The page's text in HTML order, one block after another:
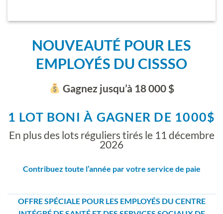
NOUVEAUTÉ POUR LES
EMPLOYÉS DU CISSSO
Gagnez jusqu’à 18 000 $
1 LOT BONI À GAGNER DE 1000$
En plus des lots réguliers tirés le 11 décembre
2026
Contribuez toute l’année par votre service de paie
OFFRE SPÉCIALE POUR LES EMPLOYÉS DU CENTRE